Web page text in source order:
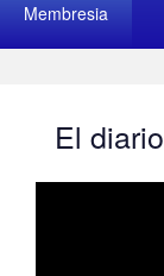
Membresia
El